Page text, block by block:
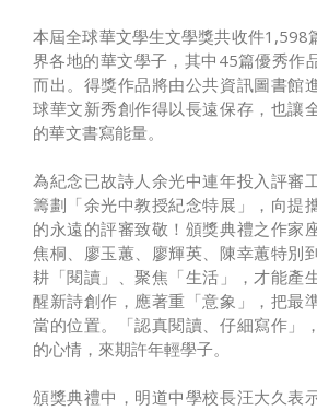
本屆全球華文學生文學獎共收件1,598
界各地的華文學子，其中45篇優秀作
而出。得獎作品將由公共資訊圖書館
球華文新秀創作得以長遠保存，也讓
的華文書寫能量。
為紀念已故詩人余光中連年投入評審
籌劃「余光中教授紀念特展」，向提
的永遠的評審致敬！頒獎典禮之作家
焦桐、廖玉蕙、廖輝英、陳幸蕙特別
耕「閱讀」、聚焦「生活」，才能產
醒新詩創作，應著重「意象」，把最
當的位置。「認真閱讀、仔細寫作」
的心情，來期許年輕學子。
頒獎典禮中，明道中學校長汪大久表